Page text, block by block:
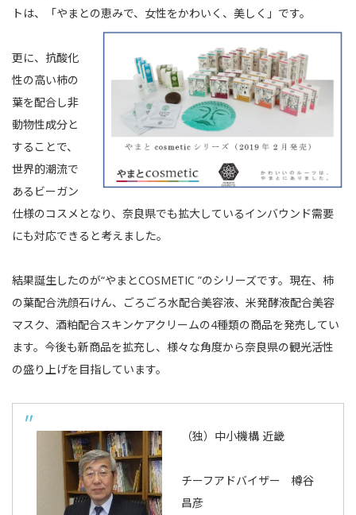
トは、「やまとの恵みで、女性をかわいく、美しく」です。
更に、抗酸化
性の高い柿の
葉を配合し非
動物性成分と
することで、
世界的潮流で
あるビーガン
仕様のコスメとなり、奈良県でも拡大しているインバウンド需要
にも対応できると考えました。
結果誕生したのが“やまとCOSMETIC ”のシリーズです。現在、柿
の葉配合洗顔石けん、ごろごろ水配合美容液、米発酵液配合美容
マスク、酒粕配合スキンケアクリームの4種類の商品を発売してい
ます。今後も新商品を拡充し、様々な角度から奈良県の観光活性
の盛り上げを目指しています。
（独）中小機構 近畿
チーフアドバイザー 樽谷
昌彦